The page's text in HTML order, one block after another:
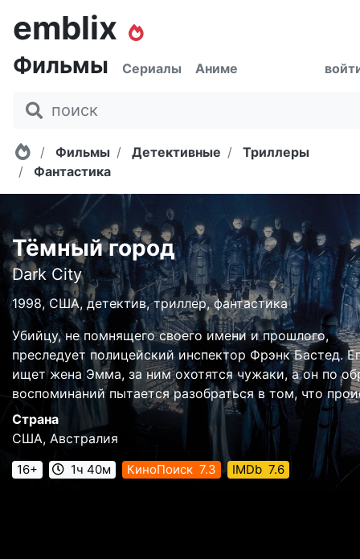
emblix
Фильмы Сериалы Аниме
Главная
Фильмы Детективные
Триллеры
Фантастика
Тёмный город
Dark City
1998, США, детектив, триллер, фантастика
Убийцу, не помнящего своего имени и прошлого,
преследует полицейский инспектор Фрэнк Бастед.
ищет жена Эмма, за ним охотятся чужаки, а он по
воспоминаний пытается разобраться в том, что
Страна
США, Австралия
16+ 1ч 40м КиноПоиск 7.3 IMDb 7.6